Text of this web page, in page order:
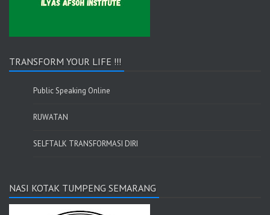
TRANSFORM YOUR LIFE !!!
Public Speaking Online
RUWATAN
SELFTALK TRANSFORMASI DIRI
NASI KOTAK TUMPENG SEMARANG